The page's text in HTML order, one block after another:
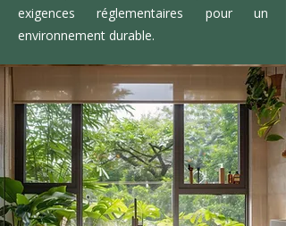
exigences réglementaires pour un
environnement durable.